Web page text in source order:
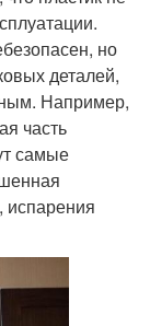
но
деталей,
Например,
часть
самые
испарения